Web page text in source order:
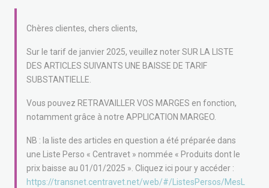
Chères clientes, chers clients,
Sur le tarif de janvier 2025, veuillez noter SUR LA LISTE
DES ARTICLES SUIVANTS UNE BAISSE DE TARIF
SUBSTANTIELLE.
Vous pouvez RETRAVAILLER VOS MARGES en fonction,
notamment grâce à notre APPLICATION MARGEO.
NB : la liste des articles en question a été préparée dans
une Liste Perso « Centravet » nommée « Produits dont le
prix baisse au 01/01/2025 ». Cliquez ici pour y accéder :
https://transnet.centravet.net/web/#/ListesPersos/MesL